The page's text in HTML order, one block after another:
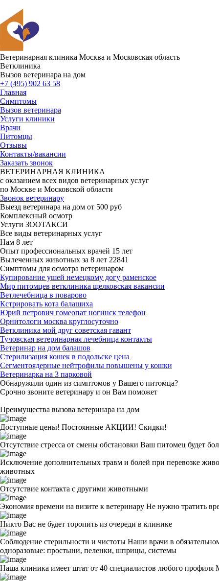
Ветеринарная клиника Москва и Московская область
Ветклиника
Вызов ветеринара на дом
+7 (495) 902 63 58
Главная
Симптомы
Вызов ветеринара
Услуги клиники
Врачи
Питомцы
Отзывы
Контакты/вакансии
Заказать звонок
ВЕТЕРИНАРНАЯ КЛИНИКА
с оказанием всех видов ветеринарных услуг
по Москве и Московской области
Звонок ветеринару
Выезд ветеринара на дом от 500 руб
Комплексный осмотр
Услуги ЗООТАКСИ
Все виды ветеринарных услуг
Нам 8 лет
Опыт профессиональных врачей 15 лет
Вылеченных животных за 8 лет 22841
Симптомы для осмотра ветеринаром
Купирование ушей немецкому догу раменское
Мир питомцев ветклиника щелковская вакансии
Ветлечебница в поварово
Кстрировать кота балашиха
Юрий петрович гомеопат ногинск телефон
Орнитологи москва круглосуточно
Ветклиника мой друг советская гавант
Тучовская ветеринарная лечебница контакты
Ветеринар на дом балашов
Стерилизация кошек в подольске цена
Сегментоядерные нейтрофилы повышены у кошки
Ветеринарка на 3 парковой
Обнаружили один из симптомов у Вашего питомца?
Срочно звоните ветеринару и он Вам поможет
Преимущества вызова ветеринара на дом
Доступные цены! Постоянные АКЦИИ! Скидки!
Отсутствие стресса от смены обстановки Ваш питомец будет
Исключение дополнительных травм и болей при перевозке
животных
Отсутствие контакта с другими животными
Экономия времени на визите к ветеринару Не нужно тратить
Никто Вас не будет торопить из очереди в клинике
Соблюдение стерильности и чистоты Наши врачи в
одноразовые: простыни, пеленки, шприцы, системы
Наша клиника имеет штат от 40 специалистов любого профиля